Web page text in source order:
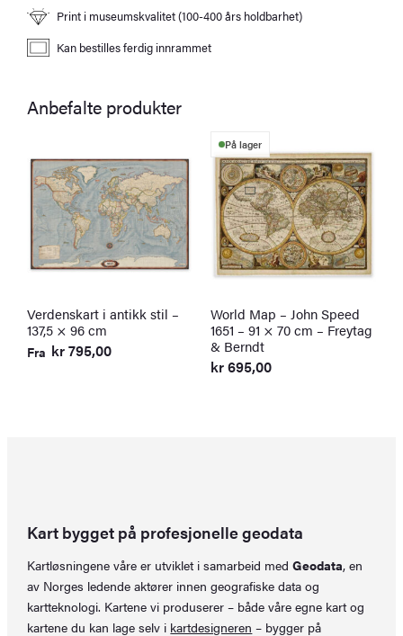
Print i museumskvalitet (100-400 års holdbarhet)
Kan bestilles ferdig innrammet
Anbefalte produkter
Verdenskart i antikk stil –
137,5 × 96 cm
Fra kr795,00
produktet
har
flere
varianter.
Alternativene
kan
på
produktsiden
På lager
World Map – John Speed
1651 – 91 × 70 cm – Freytag
& Berndt
kr695,00
Kart bygget på profesjonelle geodata
Kartløsningene våre er utviklet i samarbeid medGeodata, en
av Norges ledende aktører innen geografiske data og
kartteknologi. Kartene vi produserer – både våre egne kart og
kartene du kan lage selv i kartdesigneren – bygger på